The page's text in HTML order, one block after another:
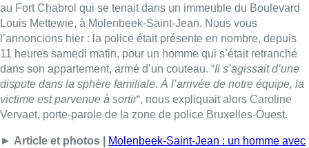
au Fort Chabrol qui se tenait dans un immeuble du Boulevard
Louis Mettewie, à Molenbeek-Saint-Jean. Nous vous
l’annoncions hier : la police était présente en nombre, depuis
11 heures samedi matin, pour un homme qui s’était retranché
dans son appartement, armé d’un couteau. “Il s’agissait d’une
dispute dans la sphère familiale. À l’arrivée de notre équipe, la
victime est parvenue à sortir“, nous expliquait alors Caroline
Vervaet, porte-parole de la zone de police Bruxelles-Ouest.
► Article et photos |
Molenbeek-Saint-Jean : un homme avec